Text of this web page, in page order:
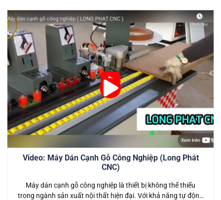
Video: Máy Dán Cạnh Gỗ Công Nghiệp (Long Phát
CNC)
Máy dán cạnh gỗ công nghiệp là thiết bị không thể thiếu
trong ngành sản xuất nội thất hiện đại. Với khả năng tự động